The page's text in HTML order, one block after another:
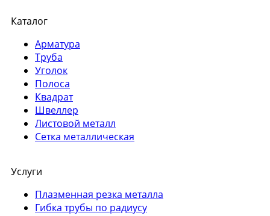
Каталог
Арматура
Труба
Уголок
Полоса
Квадрат
Швеллер
Листовой металл
Сетка металлическая
Услуги
Плазменная резка металла
Гибка трубы по радиусу